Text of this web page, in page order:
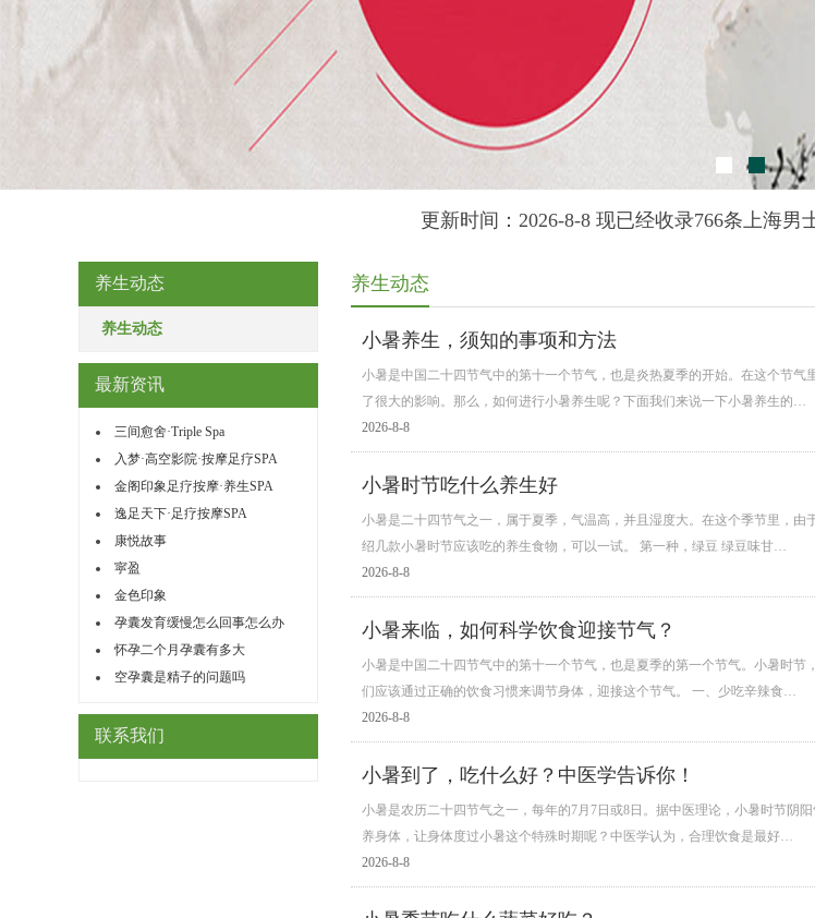
更新时间：2026-8-8 现已经收录766条上海男
养生动态
养生动态
最新资讯
三间愈舍·Triple Spa
入梦·高空影院·按摩足疗SPA
金阁印象足疗按摩·养生SPA
逸足天下·足疗按摩SPA
康悦故事
寜盈
金色印象
孕囊发育缓慢怎么回事怎么办
怀孕二个月孕囊有多大
空孕囊是精子的问题吗
联系我们
养生动态
小暑养生，须知的事项和方法
小暑是中国二十四节气中的第十一个节气，也是炎热夏季的开始。在这个节
了很大的影响。那么，如何进行小暑养生呢？下面我们来说一下小暑养生的…
2026-8-8
小暑时节吃什么养生好
小暑是二十四节气之一，属于夏季，气温高，并且湿度大。在这个季节里，
绍几款小暑时节应该吃的养生食物，可以一试。 第一种，绿豆 绿豆味甘…
2026-8-8
小暑来临，如何科学饮食迎接节气？
小暑是中国二十四节气中的第十一个节气，也是夏季的第一个节气。小暑时
们应该通过正确的饮食习惯来调节身体，迎接这个节气。 一、少吃辛辣食…
2026-8-8
小暑到了，吃什么好？中医学告诉你！
小暑是农历二十四节气之一，每年的7月7日或8日。据中医理论，小暑时节阴
养身体，让身体度过小暑这个特殊时期呢？中医学认为，合理饮食是最好…
2026-8-8